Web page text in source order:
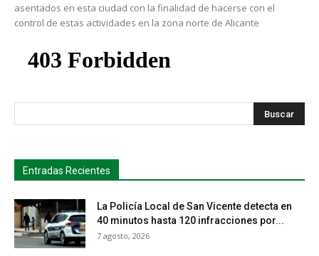
asentados en esta ciudad con la finalidad de hacerse con el
control de estas actividades en la zona norte de Alicante
Entradas Recientes
La Policía Local de San Vicente detecta en
40 minutos hasta 120 infracciones por...
7 agosto, 2026